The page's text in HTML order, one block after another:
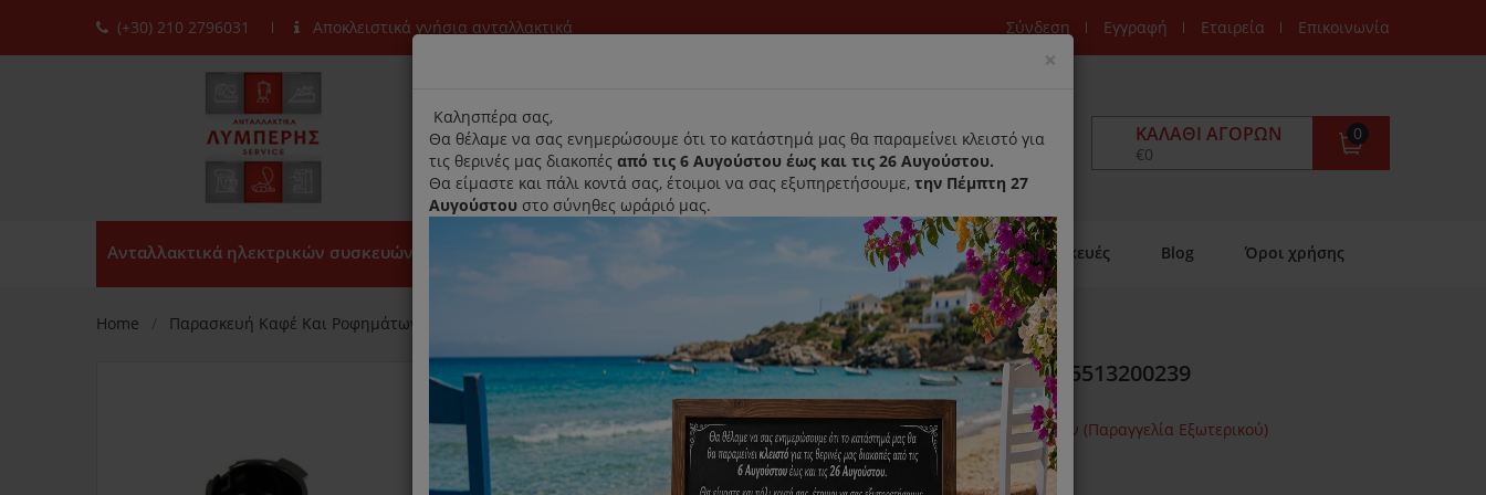
(+30) 210 2796031 Αποκλειστικά γνήσια ανταλλακτικά Σύνδεση Εγγραφή Εταιρεία Επικοινωνία
ΚΑΛΆΘΙ ΑΓΟΡΏΝ
0
€0
Ανταλλακτικά ηλεκτρικών συσκευών Αρχική Παραλαβή- Παράδοση Κατ'οικον Επισκευές Blog Όροι χρήσης
Home Παρασκευή Καφέ Και Ροφημάτων Γκρουπ Καφετιέρας Espresso Delonghi 5513200239
Γκρουπ Καφετιέρας Espresso Delonghi 5513200239
Κωδικός : 5513200239
Διαθεσιμότητα :
Παράδοση Εντός 15 Εργάσιμων Ημερών (Παραγγελία Εξωτερικού)
× Close
title
Καλησπέρα σας,
Θα θέλαμε να σας ενημερώσουμε ότι το κατάστημά μας θα παραμείνει κλειστό για
τις θερινές μας διακοπές από τις 6 Αυγούστου έως και τις 26 Αυγούστου.
Θα είμαστε και πάλι κοντά σας, έτοιμοι να σας εξυπηρετήσουμε, την Πέμπτη 27
Αυγούστου στο σύνηθες ωράριό μας.